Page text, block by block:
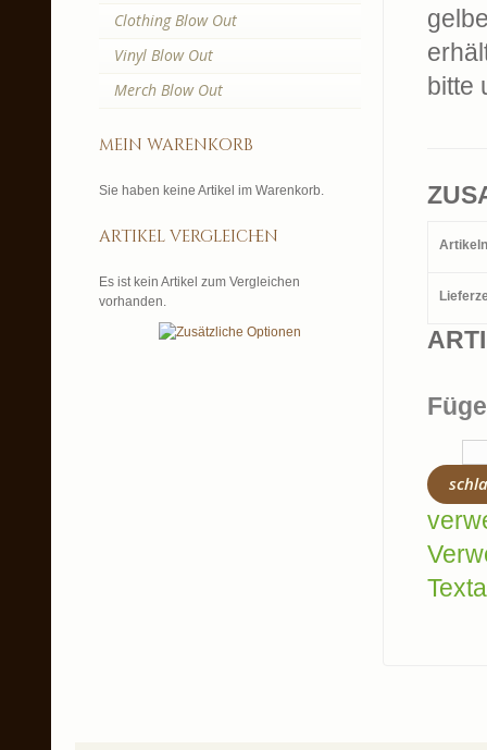
bitte
Clothing Blow Out
Vinyl Blow Out
Merch Blow Out
mein warenkorb
Sie haben keine Artikel im Warenkorb.
artikel vergleichen
Es ist kein Artikel zum Vergleichen
vorhanden.